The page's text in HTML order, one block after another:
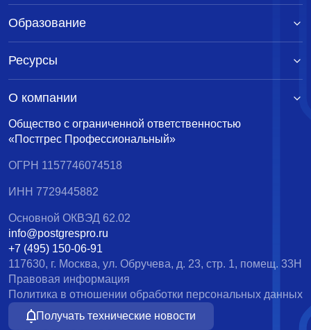
Общество с ограниченной ответственностью
«Постгрес Профессиональный»
ОГРН 1157746074518
ИНН 7729445882
Основной ОКВЭД 62.02
info@postgrespro.ru
+7 (495) 150-06-91
117630, г. Москва, ул. Обручева, д. 23, стр. 1, помещ. 33Н
Правовая информация
Политика в отношении обработки персональных данных
Получать технические новости
Образование
Ресурсы
О компании